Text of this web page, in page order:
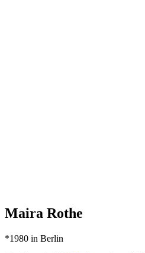
Maira Rothe
*1980 in Berlin